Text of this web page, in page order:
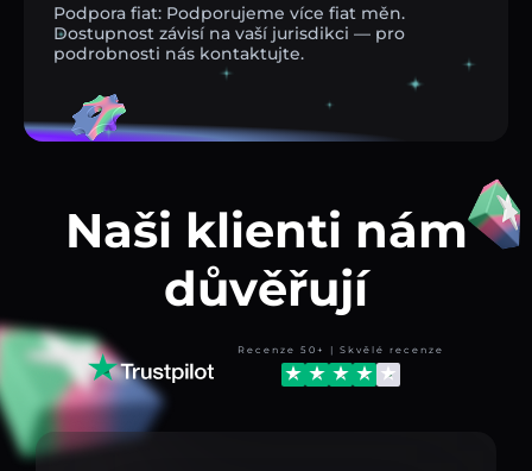
Podpora fiat: Podporujeme více fiat měn.
Dostupnost závisí na vaší jurisdikci — pro
podrobnosti nás kontaktujte.
Naši klienti nám
důvěřují
Recenze 50+ | Skvělé recenze